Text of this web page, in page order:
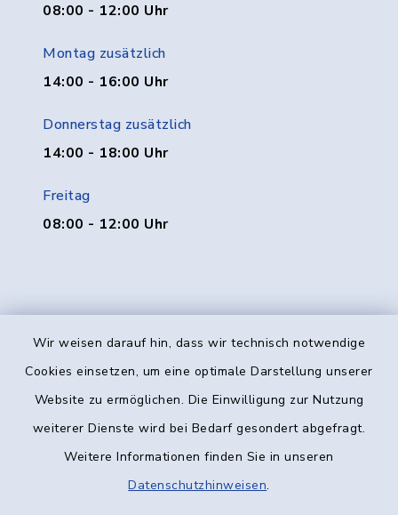
Wir weisen darauf hin, dass wir technisch notwendige
Cookies einsetzen, um eine optimale Darstellung unserer
Website zu ermöglichen. Die Einwilligung zur Nutzung
weiterer Dienste wird bei Bedarf gesondert abgefragt.
Weitere Informationen finden Sie in unseren
Datenschutzhinweisen.
08:00 - 12:00 Uhr
Montag zusätzlich
14:00 - 16:00 Uhr
Donnerstag zusätzlich
14:00 - 18:00 Uhr
Freitag
08:00 - 12:00 Uhr
Kontakt
Datenschutz